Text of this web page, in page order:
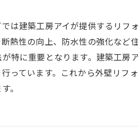
は建築工房アイが提供するリフ
熱性の向上、防水性の強化など
特に重要となります。建築工房
っています。これから外壁リフ
。